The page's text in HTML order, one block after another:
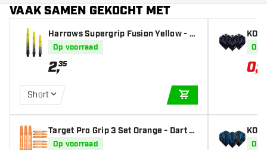
VAAK SAMEN GEKOCHT MET
Harrows Supergrip Fusion Yellow - D
art Shafts
Op voorraad
2,35
Short
Target Pro Grip 3 Set Orange - Dart S
hafts
Op voorraad
Op
0,28
ts
Op